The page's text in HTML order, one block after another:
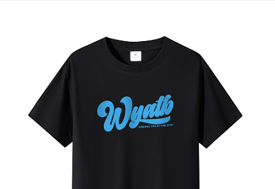
每筆NT$120，滿NT$1,200(含以上)免運費